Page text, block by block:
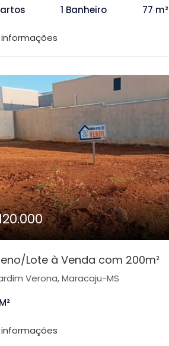
1 Banheiro 77 m²
informações
Lote à Venda com 200m²
Verona, Maracaju-MS
informações